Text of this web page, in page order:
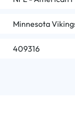
Minnesota
409316